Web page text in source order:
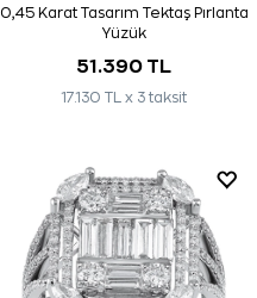
0,45 Karat Tasarım Tektaş Pırlanta
Yüzük
51.390 TL
17.130 TL x 3 taksit